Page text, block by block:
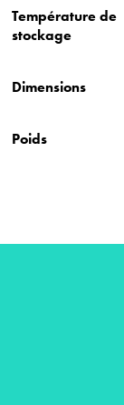
Température de
stockage
Dimensions
Poids